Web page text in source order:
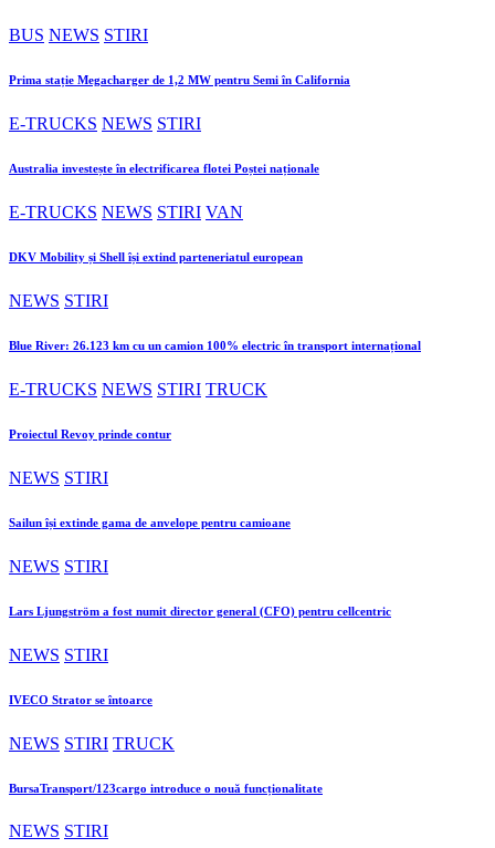
BUS NEWS STIRI
Prima stație Megacharger de 1,2 MW pentru Semi în California
E-TRUCKS NEWS STIRI
Australia investește în electrificarea flotei Poștei naționale
E-TRUCKS NEWS STIRI VAN
DKV Mobility și Shell își extind parteneriatul european
NEWS STIRI
Blue River: 26.123 km cu un camion 100% electric în transport internațional
E-TRUCKS NEWS STIRI TRUCK
Proiectul Revoy prinde contur
NEWS STIRI
Sailun își extinde gama de anvelope pentru camioane
NEWS STIRI
Lars Ljungström a fost numit director general (CFO) pentru cellcentric
NEWS STIRI
IVECO Strator se întoarce
NEWS STIRI TRUCK
BursaTransport/123cargo introduce o nouă funcționalitate
NEWS STIRI